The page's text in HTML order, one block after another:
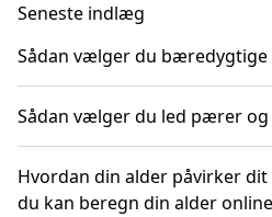
Seneste indlæg
Sådan vælger du
Sådan vælger du led pærer
Hvordan din alder påvirker
du kan beregn din alder online